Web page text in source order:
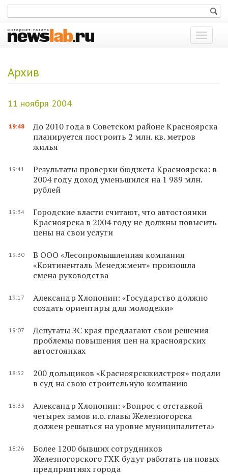
Показать
меню
Архив
11 ноября 2004
19:48
До 2010 года в Советском районе Красноярска
планируется построить 2 млн. кв. метров
жилья
19:41
Результаты проверки бюджета Красноярска: в
2004 году доход уменьшился на 1 989 млн.
рублей
19:34
Городские власти считают, что автостоянки
Красноярска в 2004 году не должны повысить
цены на свои услуги
19:30
В ООО «Лесопромышленная компания
«Континенталь Менеджмент» произошла
смена руководства
19:17
Александр Хлопонин: «Государство должно
создать ориентиры для молодежи»
19:07
Депутаты ЗС края предлагают свои решения
проблемы повышения цен на красноярских
автостоянках
18:52
200 дольщиков «Красноярскжилстроя» подали
в суд на свою строительную компанию
18:33
Александр Хлопонин: «Вопрос с отставкой
четырех замов и.о. главы Железногорска
должен решаться на уровне муниципалитета»
18:26
Более 1200 бывших сотрудников
Железногорского ГХК будут работать на новых
предприятиях города